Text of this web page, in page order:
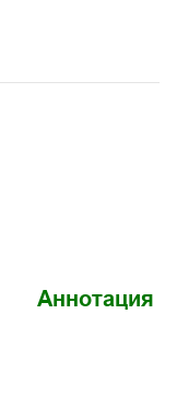
Аннотация